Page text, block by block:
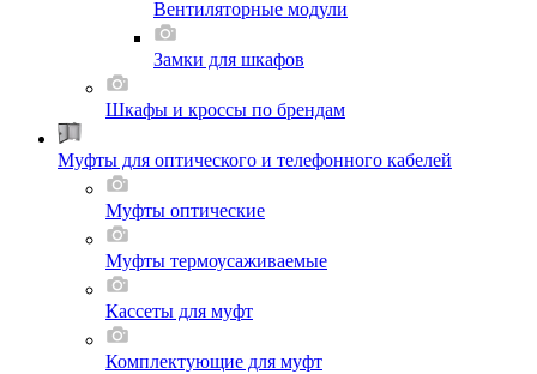
Вентиляторные модули
Замки для шкафов
Шкафы и кроссы по брендам
Муфты для оптического и телефонного кабелей
Муфты оптические
Муфты термоусаживаемые
Кассеты для муфт
Комплектующие для муфт